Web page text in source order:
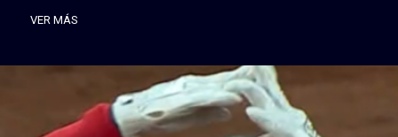
VER MÁS